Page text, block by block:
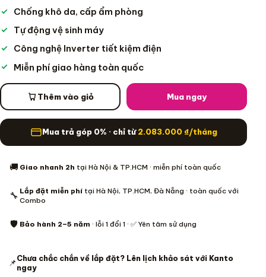
Chống khô da, cấp ẩm phòng
Tự động vệ sinh máy
Công nghệ Inverter tiết kiệm điện
Miễn phí giao hàng toàn quốc
Thêm vào giỏ Mua ngay
Mua trả góp 0% · chỉ từ2.083.000 ₫/tháng
🚚 Giao nhanh 2h tại Hà Nội & TP.HCM · miễn phí toàn quốc
🔧 Lắp đặt miễn phí tại Hà Nội, TP.HCM, Đà Nẵng · toàn quốc với
Combo
🛡️ Bảo hành 2–5 năm · lỗi 1 đổi 1 · ✅ Yên tâm sử dụng
📌Chưa chắc chắn về lắp đặt? Lên lịch khảo sát với Kanto
ngay